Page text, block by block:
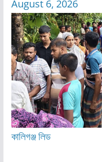
August 6, 2026
কালিগঞ্জলিড